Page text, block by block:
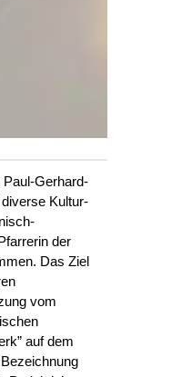
Gerhard-
Kultur-
der
Das Ziel
vom
auf dem